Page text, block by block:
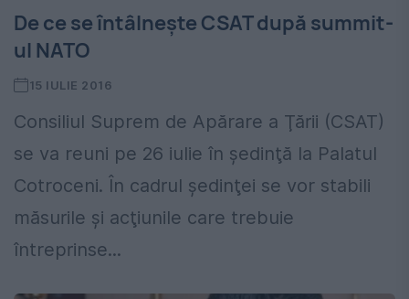
De ce se întâlneşte CSAT după summit-
ul NATO
15 IULIE 2016
Consiliul Suprem de Apărare a Ţării (CSAT)
se va reuni pe 26 iulie în şedinţă la Palatul
Cotroceni. În cadrul şedinţei se vor stabili
măsurile şi acţiunile care trebuie
întreprinse...